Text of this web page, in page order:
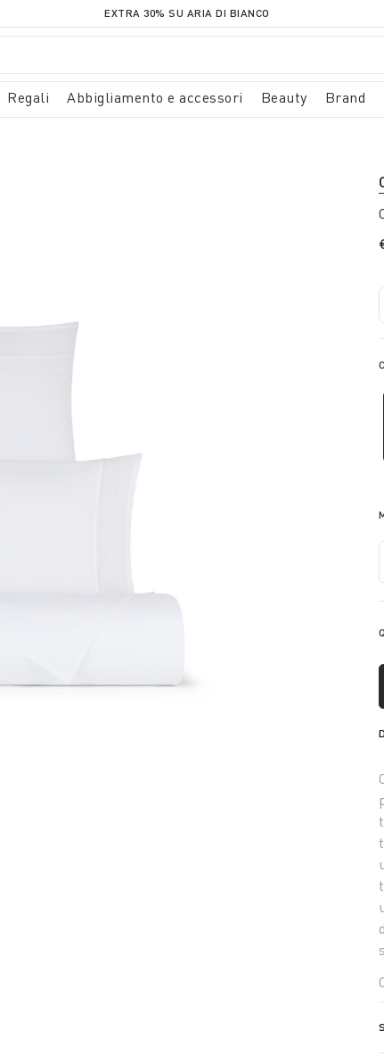
EXTRA 30% SU ARIA DI BIANCO
Regali Abbigliamento e accessori Beauty Brand